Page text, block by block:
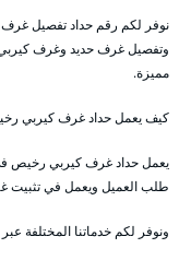
نوفر لكم رقم حداد تفصيل غرف
وتفصيل غرف حديد وغرف كيربي
مميزة.
كيف يعمل حداد غرف كيربي
يعمل حداد غرف كيربي رخيص
طلب العميل ويعمل في تثبيت
ونوفر لكم خدماتنا المختلفة عبر